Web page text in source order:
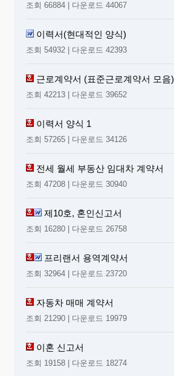
조회 66884 | 다운로드 44067
이력서(현대적인 양식)
조회 54932 | 다운로드 42393
근로계약서 (표준근로계약서 모음)
조회 42213 | 다운로드 39652
이력서 양식 1
조회 57265 | 다운로드 34126
전세 월세 부동산 임대차 계약서
조회 47208 | 다운로드 30940
제10호, 혼인신고서
조회 16280 | 다운로드 26758
프리랜서 용역계약서
조회 32964 | 다운로드 23720
자동차 매매 계약서
조회 21290 | 다운로드 19979
이혼 신고서
조회 19158 | 다운로드 18274